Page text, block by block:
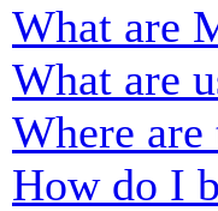
What are
What are
Where
How do I